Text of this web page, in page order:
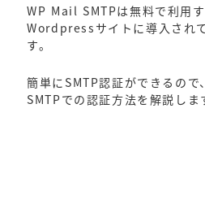
WP Mail SMTPは無料で利用
Wordpressサイトに導入され
す。
簡単にSMTP認証ができるの
SMTPでの認証方法を解説しま